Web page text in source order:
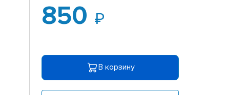
850
В корзину